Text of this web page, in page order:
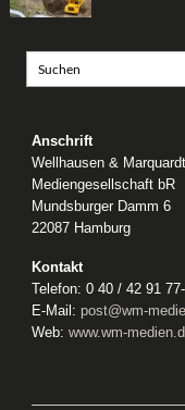
Anschrift
Wellhausen & Marquardt
Mediengesellschaft bR
Mundsburger Damm 6
22087 Hamburg
Kontakt
Telefon: 0 40 / 42 91
E-Mail: post@wm-
Web: www.wm-